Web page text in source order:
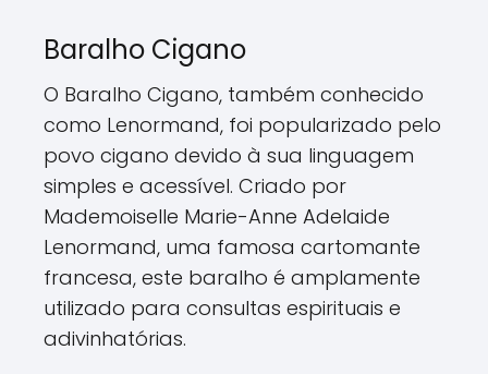
Baralho Cigano
O Baralho Cigano, também conhecido
como Lenormand, foi popularizado pelo
povo cigano devido à sua linguagem
simples e acessível. Criado por
Mademoiselle Marie-Anne Adelaide
Lenormand, uma famosa cartomante
francesa, este baralho é amplamente
utilizado para consultas espirituais e
adivinhatórias.